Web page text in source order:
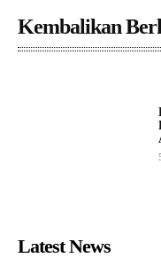
Kembalikan
Latest News